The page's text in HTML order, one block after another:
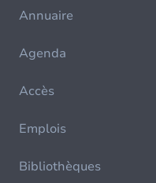
Annuaire
Agenda
Accès
Emplois
Bibliothèques